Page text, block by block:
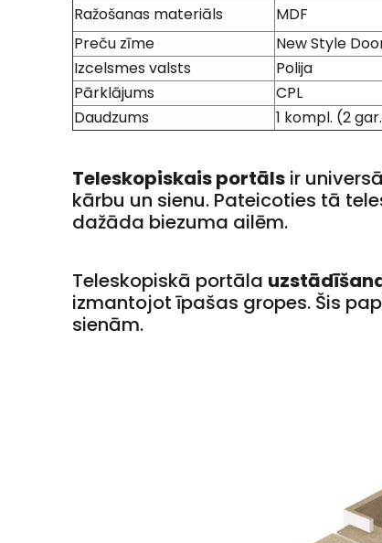
Ražošanas materiāls
MDF
Preču zīme
New Style
Izcelsmes valsts
Polija
Pārklājums
CPL
Daudzums
1 kompl. (2
Teleskopiskais portāls ir
kārbu un sienu. Pateicoties tā
dažāda biezuma ailēm.
Teleskopiskā portāla
izmantojot īpašas gropes. Šis
sienām.